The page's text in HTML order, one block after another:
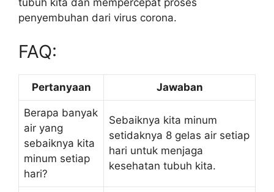
tubuh kita dan mempercepat proses
penyembuhan dari virus corona.
FAQ:
Pertanyaan Jawaban
Berapa banyak
air yang
sebaiknya kita
minum setiap
hari?
Sebaiknya kita minum
setidaknya 8 gelas air setiap
hari untuk menjaga
kesehatan tubuh kita.